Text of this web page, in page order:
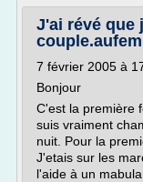
J'ai révé que
7 février 2005 à
Bonjour
C'est la première
suis vraiment
nuit. Pour la
J'etais sur les
l'aide à un